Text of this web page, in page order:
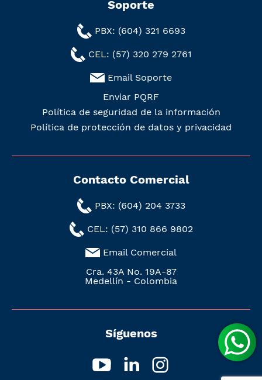
Soporte
PBX: (604) 321 6693
CEL: (57) 320 279 2761
Email Soporte
Enviar PQRF
Política de seguridad de la información
Política de protección de datos y privacidad
Contacto Comercial
PBX: (604) 204 3733
CEL: (57) 310 866 9802
Email Comercial
Cra. 43A No. 19A-87
Medellín - Colombia
Síguenos